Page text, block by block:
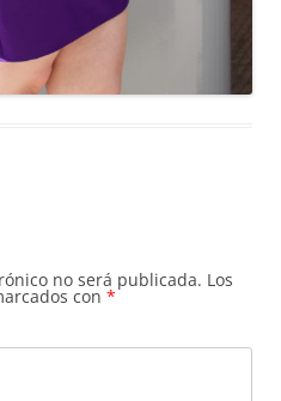
no será publicada. Los
con *